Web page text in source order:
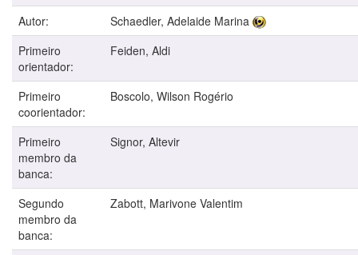
Autor:
Schaedler, Adelaide Marina
Primeiro
orientador:
Feiden, Aldi
Primeiro
coorientador:
Boscolo, Wilson Rogério
Primeiro
membro da
banca:
Signor, Altevir
Segundo
membro da
banca:
Zabott, Marivone Valentim